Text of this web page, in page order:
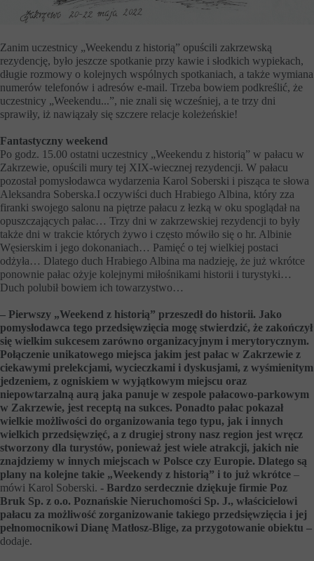
Zanim uczestnicy „Weekendu z historią” opuścili zakrzewską
rezydencję, było jeszcze spotkanie przy kawie i słodkich wypiekach,
długie rozmowy o kolejnych wspólnych spotkaniach, a także wymiana
numerów telefonów i adresów e-mail. Trzeba bowiem podkreślić, że
uczestnicy „Weekendu...”, nie znali się wcześniej, a te trzy dni
sprawiły, iż nawiązały się szczere relacje koleżeńskie!
Fantastyczny weekend
Po godz. 15.00 ostatni uczestnicy „Weekendu z historią” w pałacu w
Zakrzewie, opuścili mury tej XIX-wiecznej rezydencji. W pałacu
pozostał pomysłodawca wydarzenia Karol Soberski i pisząca te słowa
Aleksandra Soberska.I oczywiści duch Hrabiego Albina, który zza
firanki swojego salonu na piętrze pałacu z łezką w oku spoglądał na
opuszczających pałac… Trzy dni w zakrzewskiej rezydencji to były
także dni w trakcie których żywo i często mówiło się o hr. Albinie
Węsierskim i jego dokonaniach… Pamięć o tej wielkiej postaci
odżyła… Dlatego duch Hrabiego Albina ma nadzieję, że już wkrótce
ponownie pałac ożyje kolejnymi miłośnikami historii i turystyki…
Duch polubił bowiem ich towarzystwo…
– Pierwszy „Weekend z historią” przeszedł do historii. Jako
pomysłodawca tego przedsięwzięcia mogę stwierdzić, że zakończył
się wielkim sukcesem zarówno organizacyjnym i merytorycznym.
Połączenie unikatowego miejsca jakim jest pałac w Zakrzewie z
ciekawymi prelekcjami, wycieczkami i dyskusjami, z wyśmienitym
jedzeniem, z ogniskiem w wyjątkowym miejscu oraz
niepowtarzalną aurą jaka panuje w zespole pałacowo-parkowym
w Zakrzewie, jest receptą na sukces. Ponadto pałac pokazał
wielkie możliwości do organizowania tego typu, jak i innych
wielkich przedsięwzięć, a z drugiej strony nasz region jest wręcz
stworzony dla turystów, ponieważ jest wiele atrakcji, jakich nie
znajdziemy w innych miejscach w Polsce czy Europie. Dlatego są
plany na kolejne takie „Weekendy z historią” i to już wkrótce –
mówi Karol Soberski. - Bardzo serdecznie dziękuje firmie Poz
Bruk Sp. z o.o. Poznańskie Nieruchomości Sp. J., właścicielowi
pałacu za możliwość zorganizowanie takiego przedsięwzięcia i jej
pełnomocnikowi Dianę Matłosz-Blige, za przygotowanie obiektu –
dodaje.